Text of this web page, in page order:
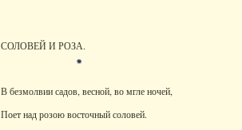
СОЛОВЕЙ И РОЗА.
В безмолвии садов, весной, во мгле ночей,
Поет над розою восточный соловей.